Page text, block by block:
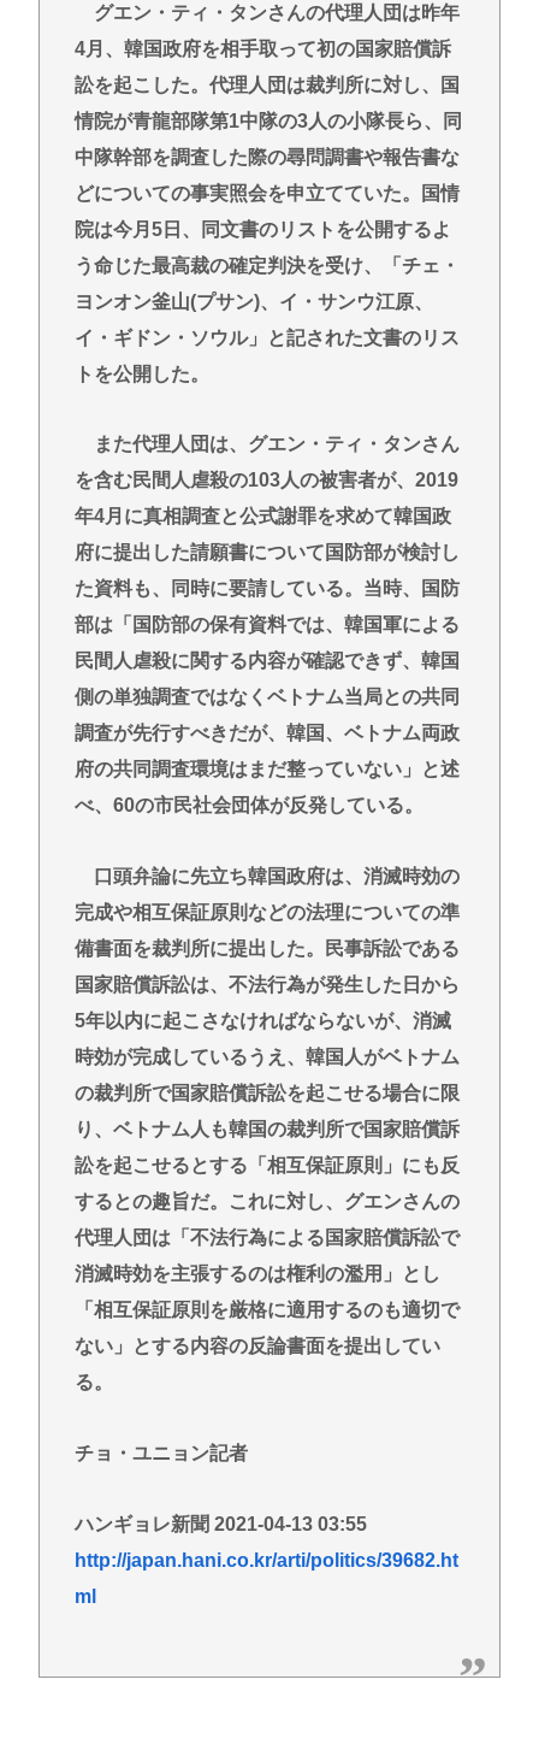
グエン・ティ・タンさんの代理人団は昨年
4月、韓国政府を相手取って初の国家賠償訴
訟を起こした。代理人団は裁判所に対し、国
情院が青龍部隊第1中隊の3人の小隊長ら、同
中隊幹部を調査した際の尋問調書や報告書な
どについての事実照会を申立てていた。国情
院は今月5日、同文書のリストを公開するよ
う命じた最高裁の確定判決を受け、「チェ・
ヨンオン釜山(プサン)、イ・サンウ江原、
イ・ギドン・ソウル」と記された文書のリス
トを公開した。
また代理人団は、グエン・ティ・タンさん
を含む民間人虐殺の103人の被害者が、2019
年4月に真相調査と公式謝罪を求めて韓国政
府に提出した請願書について国防部が検討し
た資料も、同時に要請している。当時、国防
部は「国防部の保有資料では、韓国軍による
民間人虐殺に関する内容が確認できず、韓国
側の単独調査ではなくベトナム当局との共同
調査が先行すべきだが、韓国、ベトナム両政
府の共同調査環境はまだ整っていない」と述
べ、60の市民社会団体が反発している。
口頭弁論に先立ち韓国政府は、消滅時効の
完成や相互保証原則などの法理についての準
備書面を裁判所に提出した。民事訴訟である
国家賠償訴訟は、不法行為が発生した日から
5年以内に起こさなければならないが、消滅
時効が完成しているうえ、韓国人がベトナム
の裁判所で国家賠償訴訟を起こせる場合に限
り、ベトナム人も韓国の裁判所で国家賠償訴
訟を起こせるとする「相互保証原則」にも反
するとの趣旨だ。これに対し、グエンさんの
代理人団は「不法行為による国家賠償訴訟で
消滅時効を主張するのは権利の濫用」とし
「相互保証原則を厳格に適用するのも適切で
ない」とする内容の反論書面を提出してい
る。
チョ・ユニョン記者
ハンギョレ新聞 2021-04-13 03:55
http://japan.hani.co.kr/arti/politics/39682.ht
ml